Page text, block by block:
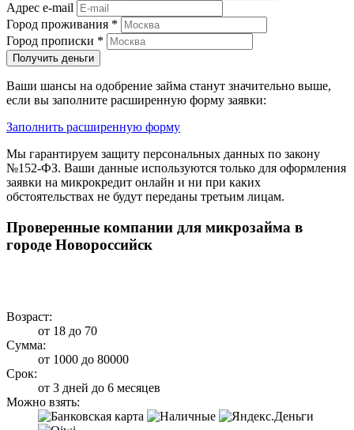
Адрес e-mail
Город проживания *
Город прописки *
Получить деньги
Ваши шансы на одобрение займа станут значительно выше,
если вы заполните расширенную форму заявки:
Заполнить расширенную форму
Мы гарантируем защиту персональных данных по закону
№152-ФЗ. Ваши данные используются только для оформления
заявки на микрокредит онлайн и ни при каких
обстоятельствах не будут переданы третьим лицам.
Проверенные компании для микрозайма в
городе Новороссийск
Возраст:
от 18 до 70
Сумма:
от 1000 до 80000
Срок:
от 3 дней до 6 месяцев
Можно взять: